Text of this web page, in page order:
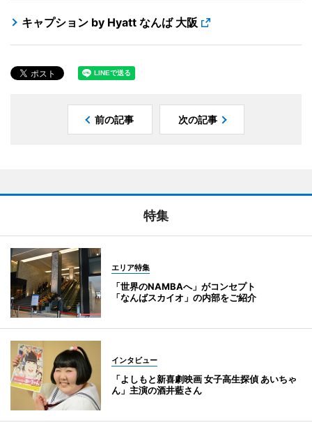
キャプション by Hyatt なんば 大阪
前の記事 次の記事
特集
エリア特集
「世界のNAMBAへ」がコンセプト
「なんばスカイオ」の内部をご紹介
インタビュー
「よしもと新喜劇映画 女子高生探偵 あいちゃ
ん」主演の酒井藍さん